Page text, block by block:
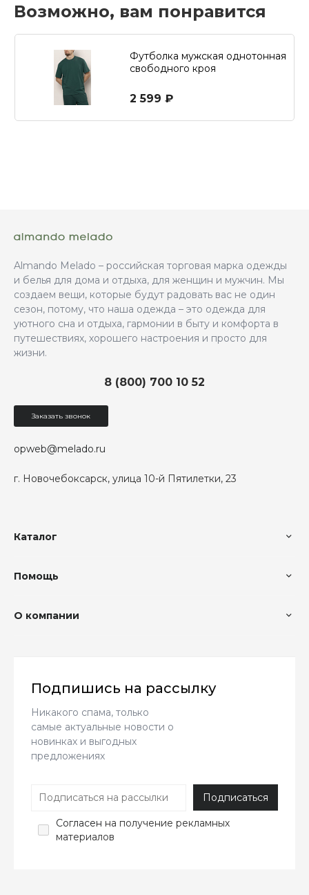
Возможно, вам понравится
Футболка мужская однотонная
свободного кроя
2 599 ₽
Almando Melado – российская торговая марка одежды
и белья для дома и отдыха, для женщин и мужчин. Мы
создаем вещи, которые будут радовать вас не один
сезон, потому, что наша одежда – это одежда для
уютного сна и отдыха, гармонии в быту и комфорта в
путешествиях, хорошего настроения и просто для
жизни.
г. Новочебоксарск, улица 10-й Пятилетки, 23
8 (800) 700 10 52
opweb@melado.ru
Заказать звонок
Каталог
Помощь
О компании
Подпишись на рассылку
Никакого спама, только
самые актуальные новости о
новинках и выгодных
предложениях
Согласен на получение рекламных
материалов